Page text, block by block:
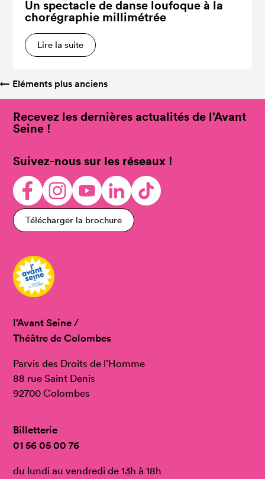
Un spectacle de danse loufoque à la
chorégraphie millimétrée
Lire la suite
← Eléments plus anciens
Recevez les dernières actualités de l’Avant
Seine !
Suivez-nous sur les réseaux !
Télécharger la brochure
l’Avant Seine /
Théâtre de Colombes
Parvis des Droits de l’Homme
88 rue Saint Denis
92700 Colombes
Billetterie
01 56 05 00 76
du lundi au vendredi de 13h à 18h